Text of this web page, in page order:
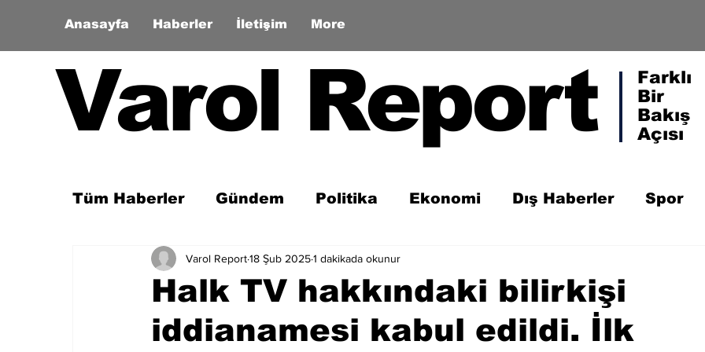
Anasayfa Haberler İletişim More
Varol Report
Farklı
Bir
Bakış
Açısı
Tüm Haberler Gündem Politika Ekonomi Dış Haberler Spor
Son Dakika Zaman Tüneli
Halk TV hakkındaki bilirkişi
iddianamesi kabul edildi. İlk
Varol Report18 Şub 20251 dakikada okunur